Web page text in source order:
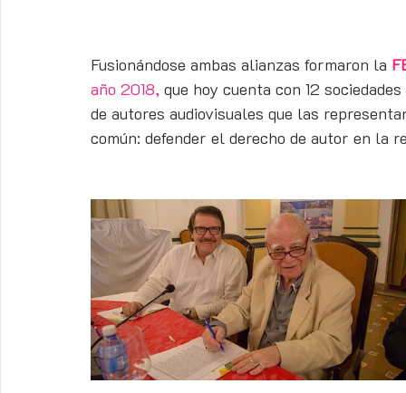
Fusionándose ambas alianzas formaron la
año 2018, que hoy cuenta con 12
de autores audiovisuales que las
común: defender el derecho de autor en la